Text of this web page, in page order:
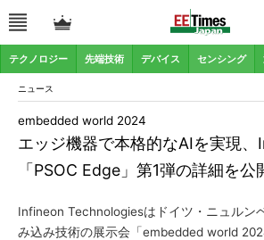
テクノロジー 先端技術 デバイス センシング
ニュース
エッジ機器で本格的なAIを実現、
「PSOC Edge」第1弾の詳細を公
embedded world 2024
Infineon Technologiesはドイツ・ニュルン
み込み技術の展示会「embedded world